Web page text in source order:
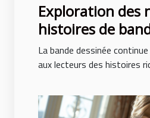
Exploration des
histoires de
dessinées avec
surprenantes
La bande dessinée
aux lecteurs des histoires